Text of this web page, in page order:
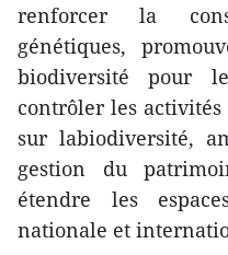
renforcer la
génétiques,
biodiversité pour
contrôler les
sur labiodiversité,
gestion du
étendre les
nationale et